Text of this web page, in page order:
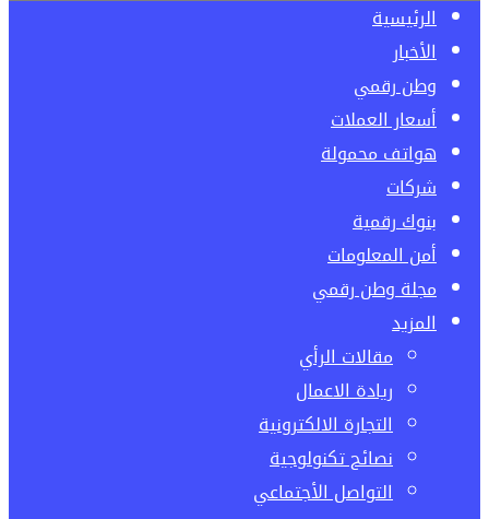
الرئيسية
الأخبار
وطن رقمي
أسعار العملات
هواتف محمولة
شركات
بنوك رقمية
أمن المعلومات
مجلة وطن رقمي
المزيد
مقالات الرأي
ريادة الاعمال
التجارة الالكترونية
نصائح تكنولوجية
التواصل الأجتماعي